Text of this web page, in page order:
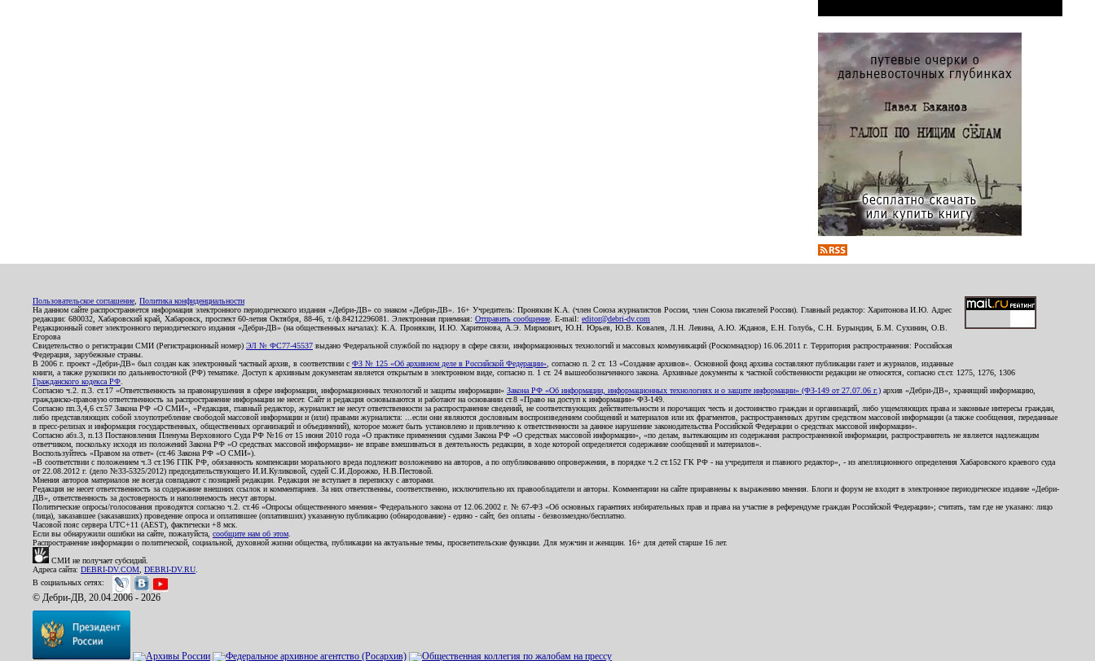
Пользовательское соглашение Политика конфиденциальности
На данном сайте распространяется информация электронного периодического издания «Дебри-ДВ» со знаком «Дебри-ДВ». 16+ Учредитель: Пронякин К.А. (член Союза журналистов России, член Союза писателей России). Главный редактор: Харитонова И.Ю. Адрес
редакции: 680032, Хабаровский край, Хабаровск, проспект 60-летия Октября, 88-46, т./ф.84212296081. Электронная приемная: Отправить сообщение . E-mail: editor@debri-dv.com
Редакционный совет электронного периодического издания «Дебри-ДВ» (на общественных началах): К.А. Пронякин, И.Ю. Харитонова, А.Э. Мирмович, Ю.Н. Юрьев, Ю.В. Ковалев, Л.Н. Левина, А.Ю. Жданов, Е.Н. Голубь, С.Н. Бурындин, Б.М. Сухинин, О.В.
Егорова
Свидетельство о регистрации СМИ (Регистрационный номер) ЭЛ № ФС77-45537 выдано Федеральной службой по надзору в сфере связи, информационных технологий и массовых коммуникаций (Роскомнадзор) 16.06.2011 г. Территория распространения: Российская
Федерация, зарубежные страны.
В 2006 г. проект «Дебри-ДВ» был создан как электронный частный архив, в соответствии с ФЗ № 125 «Об архивном деле в Российской Федерации» , согласно п. 2 ст. 13 «Создание архивов». Основной фонд архива составляют публикации газет и журналов, изданные
книги, а также рукописи по дальневосточной (РФ) тематике. Доступ к архивным документам является открытым в электронном виде, согласно п. 1 ст. 24 вышеобозначенного закона. Архивные документы к частной собственности редакции не относятся, согласно ст.ст. 1275, 1276, 1306
Гражданского кодекса РФ
Согласно ч.2. п.3. ст.17 «Ответственность за правонарушения в сфере информации, информационных технологий и защиты информации» Закона РФ «Об информации, информационных технологиях и о защите информации» (ФЗ-149 от 27.07.06 г.) архив «Дебри-ДВ», хранящий информацию,
гражданско-правовую ответственность за распространение информации не несет. Сайт и редакция основываются и работают на основании ст.8 «Право на доступ к информации» ФЗ-149.
Согласно пп.3,4,6 ст.57 Закона РФ «О СМИ», «Редакция, главный редактор, журналист не несут ответственности за распространение сведений, не соответствующих действительности и порочащих честь и достоинство граждан и организаций, либо ущемляющих права и законные интересы граждан,
либо представляющих собой злоупотребление свободой массовой информации и (или) правами журналиста: ...если они являются дословным воспроизведением сообщений и материалов или их фрагментов, распространенных другим средством массовой информации (а также сообщения, переданные
в пресс-релизах и информация государственных, общественных организаций и объединений), которое может быть установлено и привлечено к ответственности за данное нарушение законодательства Российской Федерации о средствах массовой информации».
Согласно абз.3, п.13 Постановления Пленума Верховного Суда РФ №16 от 15 июня 2010 года «О практике применения судами Закона РФ «О средствах массовой информации», «по делам, вытекающим из содержания распространенной информации, распространитель не является надлежащим
ответчиком, поскольку исходя из положений Закона РФ «О средствах массовой информации» не вправе вмешиваться в деятельность редакции, в ходе которой определяется содержание сообщений и материалов».
Воспользуйтесь «Правом на ответ» (ст.46 Закона РФ «О СМИ»).
«В соответствии с положением ч.3 ст.196 ГПК РФ, обязанность компенсации морального вреда подлежит возложению на авторов, а по опубликованию опровержения, в порядке ч.2 ст.152 ГК РФ - на учредителя и главного редактор», - из апелляционного определения Хабаровского краевого суда
от 22.08.2012 г. (дело №33-5325/2012) председательствующего И.И.Куликовой, судей С.И.Дорожко, Н.В.Пестовой.
Мнения авторов материалов не всегда совпадают с позицией редакции. Редакция не вступает в переписку с авторами.
Редакция не несет ответственность за содержание внешних ссылок и комментариев. За них ответственны, соответственно, исключительно их правообладатели и авторы. Комментарии на сайте приравнены к выражению мнения. Блоги и форум не входят в электронное периодическое издание «Дебри-
ДВ», ответственность за достоверность и наполняемость несут авторы.
Политические опросы/голосования проводятся согласно ч.2. ст.46 «Опросы общественного мнения» Федерального закона от 12.06.2002 г. № 67-ФЗ «Об основных гарантиях избирательных прав и права на участие в референдуме граждан Российской Федерации»; считать, там где не указано: лицо
(лица), заказавшее (заказавших) проведение опроса и оплатившее (оплативших) указанную публикацию (обнародование) - едино - сайт, без оплаты - безвозмездно/бесплатно.
Часовой пояс сервера UTC+11 (AEST), фактически +8 мск.
Если вы обнаружили ошибки на сайте, пожалуйста, сообщите нам об этом
Распространение информации о политической, социальной, духовной жизни общества, публикации на актуальные темы, просветительские функции. Для мужчин и женщин. 16+ для детей старше 16 лет.
СМИ не получает субсидий.
Адреса сайта: DEBRI-DV.COM DEBRI-DV.RU
В социальных сетях:
© Дебри-ДВ, 20.04.2006 - 2026